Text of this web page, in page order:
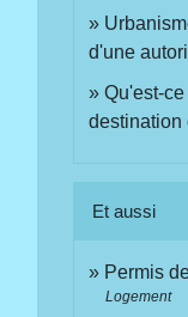
d'une
Qu'est-
destination
Et aussi
Permis
Logement